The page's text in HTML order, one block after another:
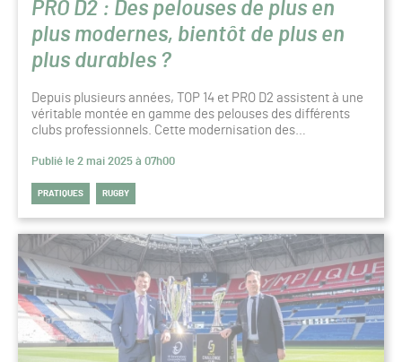
PRO D2 : Des pelouses de plus en
plus modernes, bientôt de plus en
plus durables ?
Depuis plusieurs années, TOP 14 et PRO D2 assistent à une
véritable montée en gamme des pelouses des différents
clubs professionnels. Cette modernisation des…
Publié le 2 mai 2025 à 07h00
PRATIQUES RUGBY